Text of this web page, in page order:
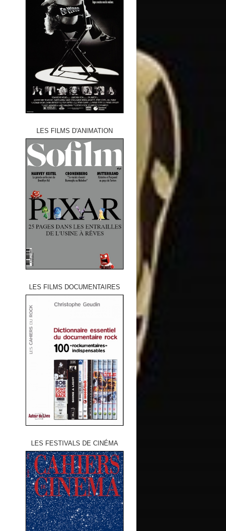
LES FILMS D'ANIMATION
LES FILMS DOCUMENTAIRES
LES FESTIVALS DE CINÉMA